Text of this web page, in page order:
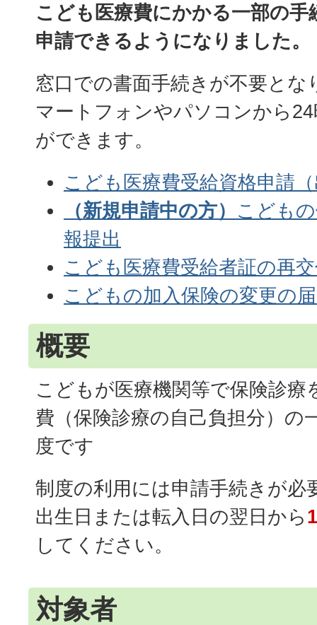
こども医療費にかかる一部の
申請できるようになりました。
窓口での書面手続きが不要とな
マートフォンやパソコンから
ができます。
こども医療費受給資格申請
（新規申請中の方） こども
報提出
こども医療費受給者証の再
こどもの加入保険の変更の
概要
こどもが医療機関等で保険診療
費（保険診療の自己負担分）の
度です
制度の利用には申請手続きが必
出生日または転入日の翌日から
してください。
対象者